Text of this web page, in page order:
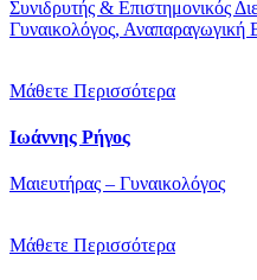
Συνιδρυτής & Επιστημονικός
Γυναικολόγος, Αναπαραγωγική
Μάθετε Περισσότερα
Ιωάννης Ρήγος
Μαιευτήρας – Γυναικολόγος
Μάθετε Περισσότερα